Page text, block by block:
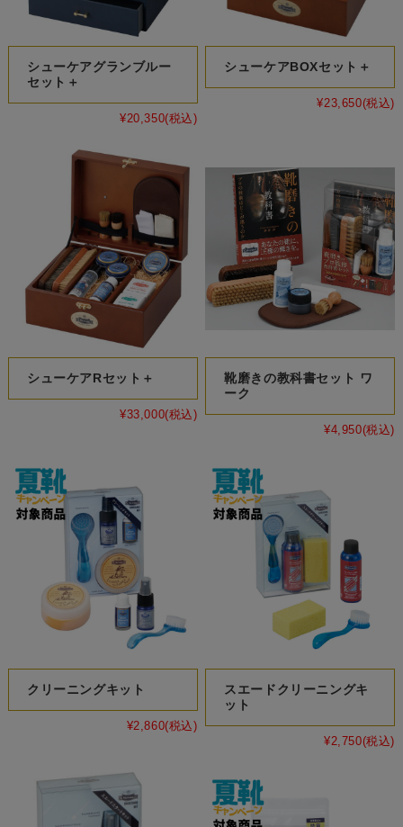
シューケアグランブルー
セット＋
¥20,350(税込)
シューケアBOXセット＋
¥23,650(税込)
シューケアRセット＋
¥33,000(税込)
靴磨きの教科書セット ワ
ーク
¥4,950(税込)
クリーニングキット
¥2,860(税込)
スエードクリーニングキ
ット
¥2,750(税込)